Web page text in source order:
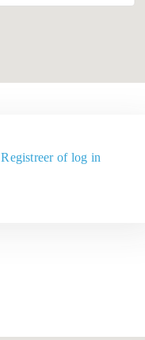
Registreer of log in